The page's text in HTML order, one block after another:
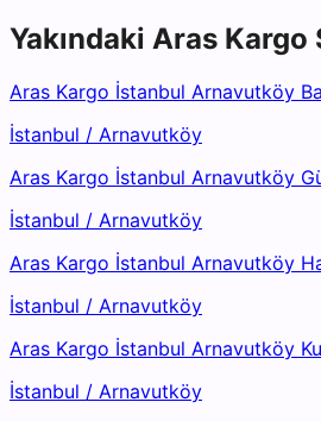
Yakındaki Aras Kargo
Aras Kargo İstanbul Arnavutköy
İstanbul / Arnavutköy
Aras Kargo İstanbul Arnavutköy
İstanbul / Arnavutköy
Aras Kargo İstanbul Arnavutköy
İstanbul / Arnavutköy
Aras Kargo İstanbul Arnavutköy
İstanbul / Arnavutköy